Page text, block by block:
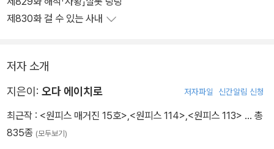
제830화 걸 수 있는 사내
저자 소개
지은이: 오다 에이치로 저자파일 신간알림 신청
최근작 : <원피스 매거진 15호>,<원피스 114>,<원피스 113> … 총
835종 (모두보기)